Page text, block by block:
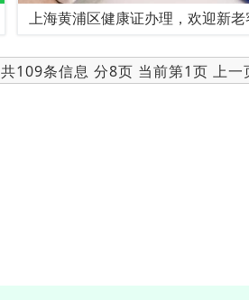
上海黄浦区健康证办理，欢迎新老
共109条信息 分8页 当前第1页 上一